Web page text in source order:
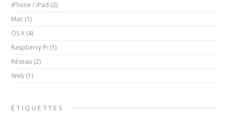
iPhone / iPad (2)
Mac (1)
OS X (4)
Raspberry Pi (1)
Réseau (2)
Web (1)
ÉTIQUETTES